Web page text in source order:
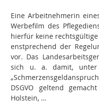
Eine Arbeitnehmerin
Werbefilm des
hierfür keine
enstprechend der
vor. Das
sich u. a. damit, unter
DSGVO geltend
Holstein, …